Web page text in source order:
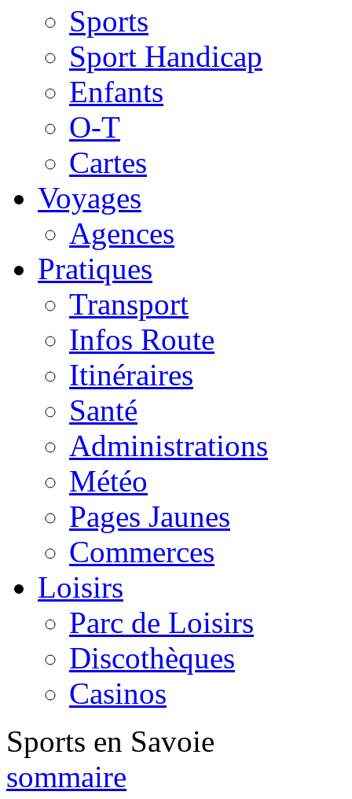
Sports
Sport Handicap
Enfants
O-T
Cartes
Voyages
Agences
Pratiques
Transport
Infos Route
Itinéraires
Santé
Administrations
Météo
Pages Jaunes
Commerces
Loisirs
Parc de Loisirs
Discothèques
Casinos
Sports en Savoie
sommaire